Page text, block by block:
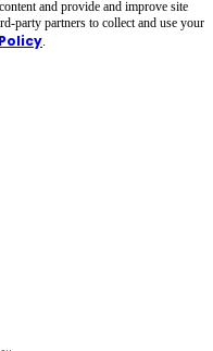
and provide and improve site
party partners to collect and use your
.